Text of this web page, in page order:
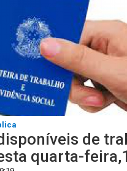
de
quarta-